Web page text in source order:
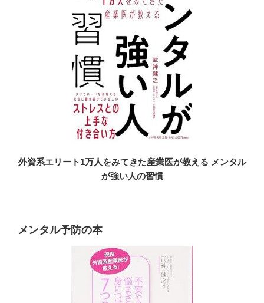
外資系エリート1万人をみてきた産業医が教える メンタル
が強い人の習慣
メンタル予防の本